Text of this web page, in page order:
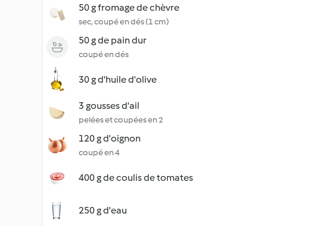
50 g fromage de chèvre
sec, coupé en dés (1 cm)
50 g de pain dur
coupé en dés
30 g d'huile d'olive
3 gousses d'ail
pelées et coupées en 2
120 g d'oignon
coupé en 4
400 g de coulis de tomates
250 g d'eau